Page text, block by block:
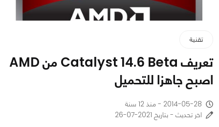
تقنية
تعريف Catalyst 14.6 Beta من AMD
اصبح جاهزا للتحميل
2014-05-28 - منذ 12 سنة
اخر تحديث - بتاريخ 2021-07-26